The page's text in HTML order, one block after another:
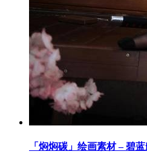
「焖焖碳」绘画素材 – 碧